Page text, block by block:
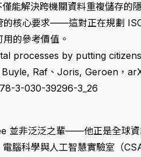
能解決跨機關資料重複儲存的
的核心要求——這對正在規劃
的參考價值。
processes by putting
Raf、Joris, Geroen，
3-030-39296-3_26
並非泛泛之輩——他正是全球資
腦科學與人工智慧實驗室（